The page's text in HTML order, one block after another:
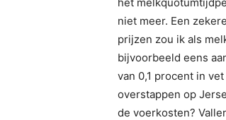
niet meer. Een
prijzen zou ik als
bijvoorbeeld eens
van 0,1 procent in
overstappen op
de voerkosten?